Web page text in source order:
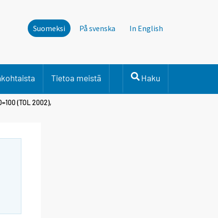
Suomeksi På svenska In English
Tietoa meistä Haku
(TOL 2002),